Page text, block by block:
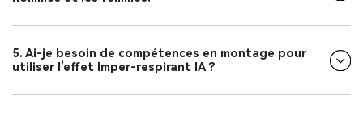
5. Ai-je besoin de compétences en montage pour
utiliser l’effet Imper-respirant IA ?